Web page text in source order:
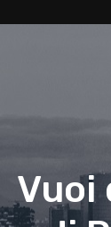
Vuoi